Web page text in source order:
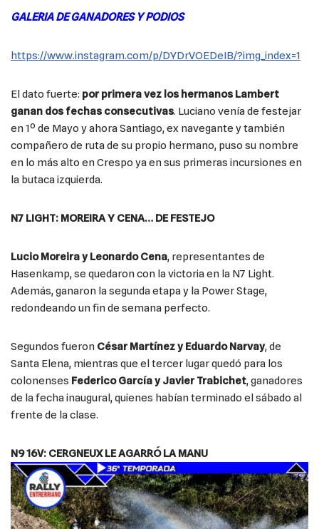
GALERIA DE GANADORES Y PODIOS
https://www.instagram.com/p/DYDrVOEDeIB/?img_index=1
El dato fuerte: por primera vez los hermanos Lambert
ganan dos fechas consecutivas. Luciano venía de festejar
en 1º de Mayo y ahora Santiago, ex navegante y también
compañero de ruta de su propio hermano, puso su nombre
en lo más alto en Crespo ya en sus primeras incursiones en
la butaca izquierda.
N7 LIGHT: MOREIRA Y CENA… DE FESTEJO
Lucio Moreira y Leonardo Cena, representantes de
Hasenkamp, se quedaron con la victoria en la N7 Light.
Además, ganaron la segunda etapa y la Power Stage,
redondeando un fin de semana perfecto.
Segundos fueron César Martínez y Eduardo Narvay, de
Santa Elena, mientras que el tercer lugar quedó para los
colonenses Federico García y Javier Trabichet, ganadores
de la fecha inaugural, quienes habían terminado el sábado al
frente de la clase.
N9 16V: CERGNEUX LE AGARRÓ LA MANU